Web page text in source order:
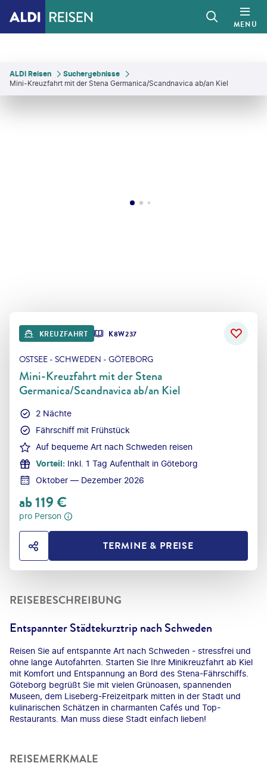
MENÜ
ALDI Reisen
Suchergebnisse
Mini-Kreuzfahrt mit der Stena Germanica/Scandnavica ab/an Kiel
KREUZFAHRT K8W237
OSTSEE - SCHWEDEN - GÖTEBORG
Mini-Kreuzfahrt mit der Stena
Germanica/Scandnavica ab/an Kiel
2 Nächte
Fährschiff mit Frühstück
Auf bequeme Art nach Schweden reisen
Vorteil: Inkl. 1 Tag Aufenthalt in Göteborg
Oktober — Dezember 2026
ab119€
pro Person
HOTEL TEILENTERMINE & PREISE
REISEBESCHREIBUNG
Entspannter Städtekurztrip nach Schweden
Reisen Sie auf entspannte Art nach Schweden - stressfrei und
ohne lange Autofahrten. Starten Sie Ihre Minikreuzfahrt ab Kiel
mit Komfort und Entspannung an Bord des Stena-Fährschiffs.
Göteborg begrüßt Sie mit vielen Grünoasen, spannenden
Museen, dem Liseberg-Freizeitpark mitten in der Stadt und
kulinarischen Schätzen in charmanten Cafés und Top-
Restaurants. Man muss diese Stadt einfach lieben!
REISEMERKMALE